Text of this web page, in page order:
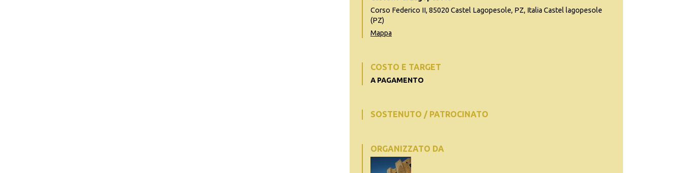
Corso Federico II, 85020 Castel Lagopesole, PZ, Italia Castel lagopesole
(PZ)
Mappa
COSTO E TARGET
A PAGAMENTO
SOSTENUTO / PATROCINATO
ORGANIZZATO DA